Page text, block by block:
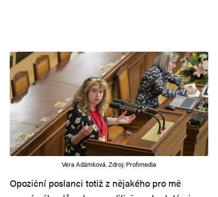
Věra Adámková. Zdroj: Profimedia
Opoziční poslanci totiž z nějakého pro mě